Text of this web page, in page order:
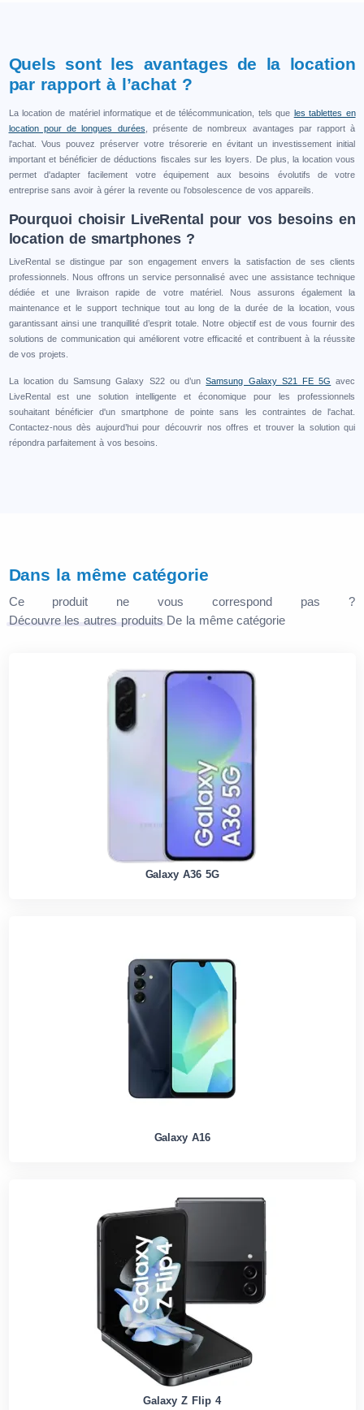
Quels sont les avantages de la location
par rapport à l’achat ?
La location de matériel informatique et de télécommunication, tels que les tablettes en
location pour de longues durées , présente de nombreux avantages par rapport à
l'achat. Vous pouvez préserver votre trésorerie en évitant un investissement initial
important et bénéficier de déductions fiscales sur les loyers. De plus, la location vous
permet d'adapter facilement votre équipement aux besoins évolutifs de votre
entreprise sans avoir à gérer la revente ou l'obsolescence de vos appareils.
Pourquoi choisir LiveRental pour vos besoins en
location de smartphones ?
LiveRental se distingue par son engagement envers la satisfaction de ses clients
professionnels. Nous offrons un service personnalisé avec une assistance technique
dédiée et une livraison rapide de votre matériel. Nous assurons également la
maintenance et le support technique tout au long de la durée de la location, vous
garantissant ainsi une tranquillité d’esprit totale. Notre objectif est de vous fournir des
solutions de communication qui améliorent votre efficacité et contribuent à la réussite
de vos projets.
La location du Samsung Galaxy S22 ou d’unSamsung Galaxy S21 FE 5G avec
LiveRental est une solution intelligente et économique pour les professionnels
souhaitant bénéficier d'un smartphone de pointe sans les contraintes de l'achat.
Contactez-nous dès aujourd’hui pour découvrir nos offres et trouver la solution qui
répondra parfaitement à vos besoins.
Dans la même catégorie
Ce produit ne vous correspond pas ?
Découvre les autres produits De la même catégorie
Galaxy A36 5G
Galaxy A16
Galaxy Z Flip 4